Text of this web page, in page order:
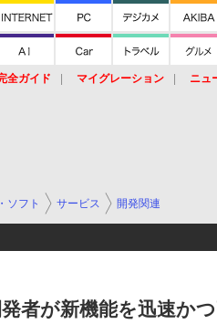
全ガイド マイグレーション ニュ
ソフト サービス 開発関連
者が新機能を迅速か